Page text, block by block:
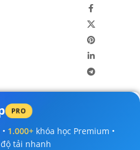
PRO
1.000+ khóa học Premium •
độ tải nhanh